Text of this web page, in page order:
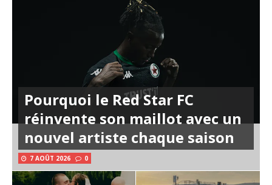
Pourquoi le Red Star FC
réinvente son maillot avec un
nouvel artiste chaque saison
7 AOÛT 2026 0